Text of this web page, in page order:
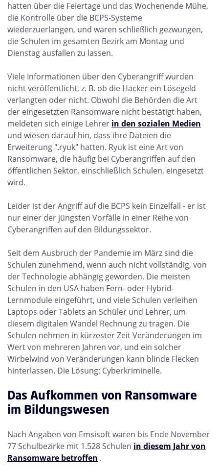
hatten über die Feiertage und das Wochenende Mühe,
die Kontrolle über die BCPS-Systeme
wiederzuerlangen, und waren schließlich gezwungen,
die Schulen im gesamten Bezirk am Montag und
Dienstag ausfallen zu lassen.
Viele Informationen über den Cyberangriff wurden
nicht veröffentlicht, z. B. ob die Hacker ein Lösegeld
verlangten oder nicht. Obwohl die Behörden die Art
der eingesetzten Ransomware nicht bestätigt haben,
meldeten sich einige Lehrer in den sozialen Medien
und wiesen darauf hin, dass ihre Dateien die
Erweiterung ".ryuk" hatten. Ryuk ist eine Art von
Ransomware, die häufig bei Cyberangriffen auf den
öffentlichen Sektor, einschließlich Schulen, eingesetzt
wird.
Leider ist der Angriff auf die BCPS kein Einzelfall - er ist
nur einer der jüngsten Vorfälle in einer Reihe von
Cyberangriffen auf den Bildungssektor.
Seit dem Ausbruch der Pandemie im März sind die
Schulen zunehmend, wenn auch nicht vollständig, von
der Technologie abhängig geworden. Die meisten
Schulen in den USA haben Fern- oder Hybrid-
Lernmodule eingeführt, und viele Schulen verleihen
Laptops oder Tablets an Schüler und Lehrer, um
diesem digitalen Wandel Rechnung zu tragen. Die
Schulen nehmen in kürzester Zeit Veränderungen im
Wert von mehreren Jahren vor, und ein solcher
Wirbelwind von Veränderungen kann blinde Flecken
hinterlassen. Die Lösung: Cyberkriminelle.
Das Aufkommen von Ransomware
im Bildungswesen
Nach Angaben von Emsisoft waren bis Ende November
77 Schulbezirke mit 1.528 Schulen in diesem Jahr von
Ransomware betroffen .